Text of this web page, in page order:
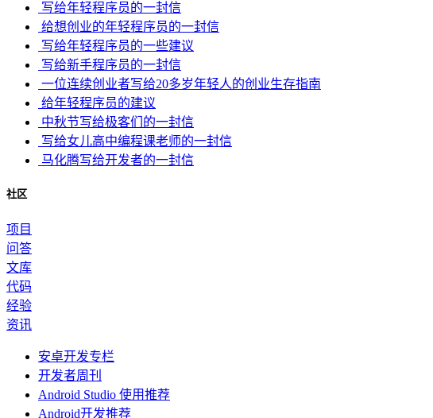
写给年轻程序员的一封信
给想创业的年轻程序员的一封信
写给年轻程序员的一些建议
写给新手程序员的一封信
一位连续创业者写给20多岁年轻人的创业生存指南
给年轻程序员的建议
中秋节写给极客们的一封信
写给女儿高中编程课老师的一封信
马化腾写给开发者的一封信
社区
项目
问答
文库
代码
经验
资讯
安卓开发专栏
开发者周刊
Android Studio 使用推荐
Android开发推荐